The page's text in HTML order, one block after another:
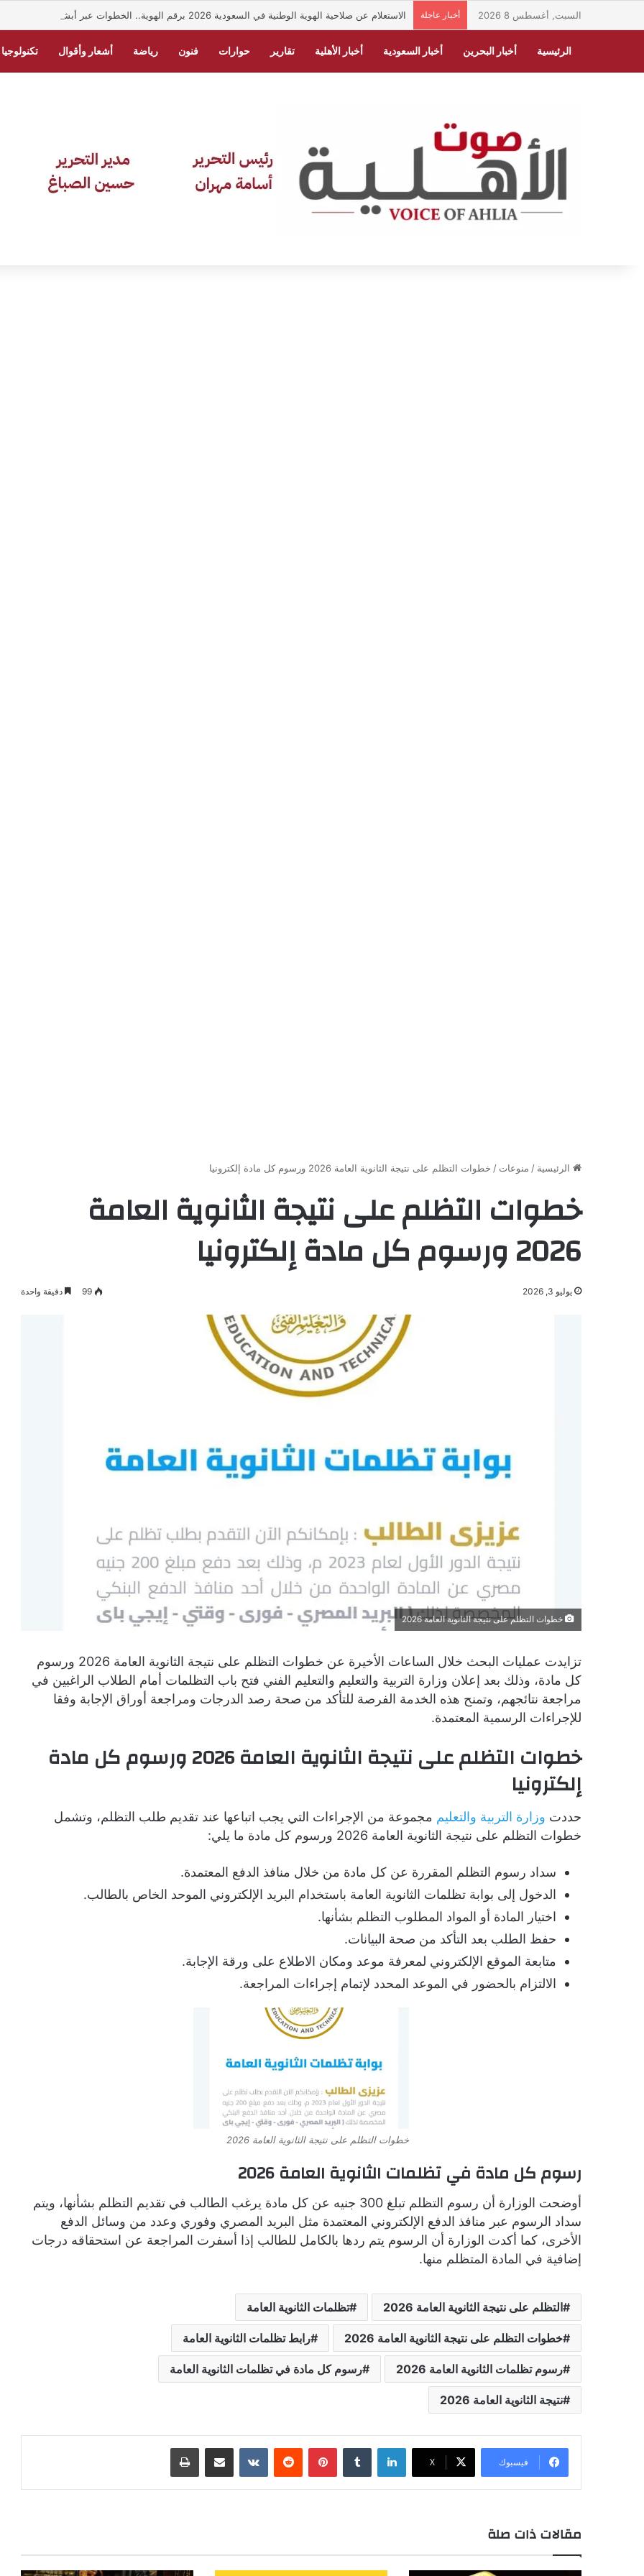
السبت, أغسطس 8 2026 أخبار عاجلة الاستعلام عن صلاحية الهوية الوطنية في السعودية 2026 برقم الهوية.. الخطوات عبر أبشر
الرئيسية أخبار البحرين أخبار السعودية أخبار الأهلية تقارير حوارات فنون رياضة أشعار وأقوال
الرئيسية / منوعات / خطوات التظلم على نتيجة الثانوية العامة 2026 ورسوم كل مادة إلكترونيا
خطوات التظلم على نتيجة الثانوية العامة
2026 ورسوم كل مادة إلكترونيا
يوليو 3, 2026 99 دقيقة واحدة
خطوات التظلم على نتيجة الثانوية العامة 2026
تزايدت عمليات البحث خلال الساعات الأخيرة عن خطوات التظلم على نتيجة الثانوية العامة 2026 ورسوم
كل مادة، وذلك بعد إعلان وزارة التربية والتعليم والتعليم الفني فتح باب التظلمات أمام الطلاب الراغبين في
مراجعة نتائجهم، وتمنح هذه الخدمة الفرصة للتأكد من صحة رصد الدرجات ومراجعة أوراق الإجابة وفقا
للإجراءات الرسمية المعتمدة.
خطوات التظلم على نتيجة الثانوية العامة 2026 ورسوم كل مادة
إلكترونيا
حددت وزارة التربية والتعليم مجموعة من الإجراءات التي يجب اتباعها عند تقديم طلب التظلم، وتشمل
خطوات التظلم على نتيجة الثانوية العامة 2026 ورسوم كل مادة ما يلي:
سداد رسوم التظلم المقررة عن كل مادة من خلال منافذ الدفع المعتمدة.
الدخول إلى بوابة تظلمات الثانوية العامة باستخدام البريد الإلكتروني الموحد الخاص بالطالب.
اختيار المادة أو المواد المطلوب التظلم بشأنها.
حفظ الطلب بعد التأكد من صحة البيانات.
متابعة الموقع الإلكتروني لمعرفة موعد ومكان الاطلاع على ورقة الإجابة.
الالتزام بالحضور في الموعد المحدد لإتمام إجراءات المراجعة.
خطوات التظلم على نتيجة الثانوية العامة 2026
رسوم كل مادة في تظلمات الثانوية العامة 2026
أوضحت الوزارة أن رسوم التظلم تبلغ 300 جنيه عن كل مادة يرغب الطالب في تقديم التظلم بشأنها، ويتم
سداد الرسوم عبر منافذ الدفع الإلكتروني المعتمدة مثل البريد المصري وفوري وعدد من وسائل الدفع
الأخرى، كما أكدت الوزارة أن الرسوم يتم ردها بالكامل للطالب إذا أسفرت المراجعة عن استحقاقه درجات
إضافية في المادة المتظلم منها.
التظلم على نتيجة الثانوية العامة 2026 تظلمات الثانوية العامة
خطوات التظلم على نتيجة الثانوية العامة 2026 رابط تظلمات الثانوية العامة
رسوم تظلمات الثانوية العامة 2026 رسوم كل مادة في تظلمات الثانوية العامة
نتيجة الثانوية العامة 2026
فيسبوك ‫X
لينكدإن بينتيريست مشاركة عبر البريد طباعة
مقالات ذات صلة